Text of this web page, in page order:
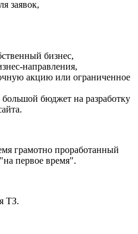
заявок,
бизнес,
направления,
акцию или ограниченное
бюджет на разработку
грамотно проработанный
первое время".
ТЗ.